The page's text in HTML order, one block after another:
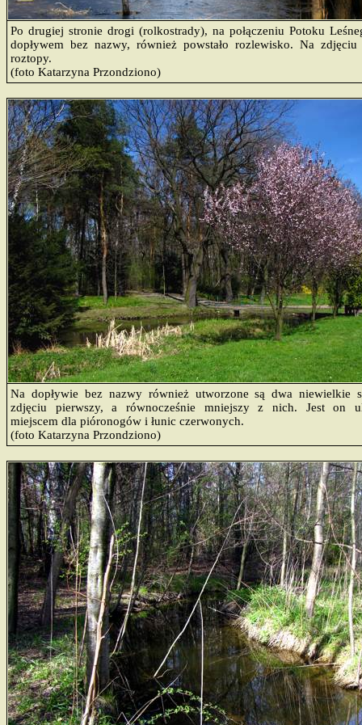
Po drugiej stronie drogi (rolkostrady), na połączeniu Potoku
dopływem bez nazwy, również powstało rozlewisko. Na zdjęciu
roztopy.
(foto Katarzyna Przondziono)
Na dopływie bez nazwy również utworzone są dwa niewielkie
zdjęciu pierwszy, a równocześnie mniejszy z nich. Jest on
miejscem dla pióronogów i łunic czerwonych.
(foto Katarzyna Przondziono)